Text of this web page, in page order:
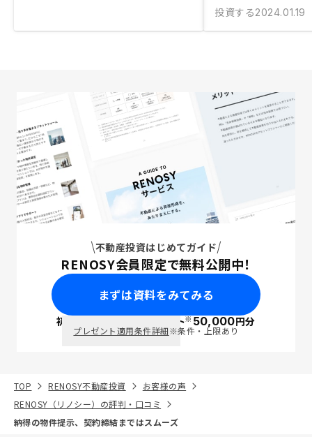
投資する2024.01.19
不動産投資はじめてガイド
RENOSY会員限定で無料公開中！
まずは資料をみてみる
初回面談で ポイント※50,000円分
プレゼント適用条件詳細※条件・上限あり
TOP RENOSY不動産投資
お客様の声
RENOSY（リノシー）の評判・口コミ
納得の物件提示、契約締結まではスムーズ